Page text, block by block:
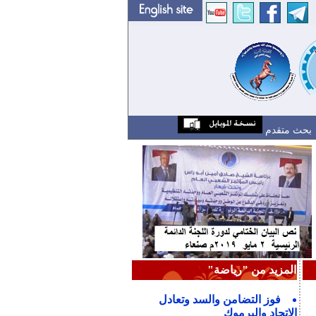
بحث متقدم
المزيد من "رياضة"
فوز التضامن والسد وتعادل
الاتحاد واليرموك